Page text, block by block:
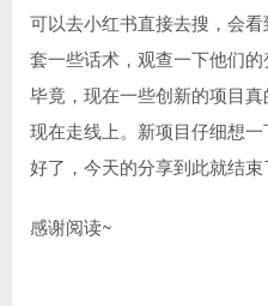
可以去小红书直接去搜，会
套一些话术，观查一下他们的
毕竟，现在一些创新的项目
现在走线上。新项目仔细想一
好了，今天的分享到此就结束
感谢阅读~